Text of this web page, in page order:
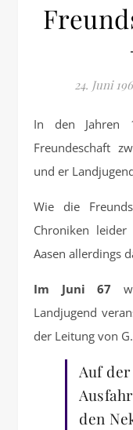
24. Juni
In den Jahren 1967 und 1968 bestand eine
Freundeschaft
und er
Wie die
Chroniken
Aasen allerdings
Im Juni 67
Landjugend
der Leitung von
Auf
den